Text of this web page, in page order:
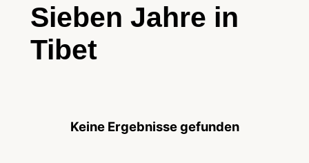
Sieben Jahre in
Tibet
Keine Ergebnisse gefunden